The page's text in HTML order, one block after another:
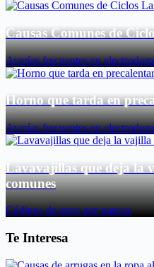
Causas Comunes de
Averías frecuentes en
Horno que tarda en
Averías frecuentes en
Lavavajillas que deja la
comunes
Códigos de error por marcas
Te Interesa